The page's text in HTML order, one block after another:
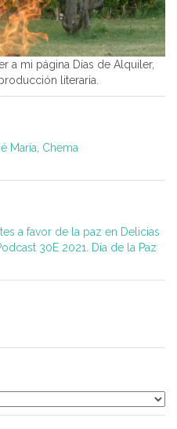
a mi página Días de Alquiler,
literaria.
María, Chema
a favor de la paz en Delicias
30E 2021. Día de la Paz